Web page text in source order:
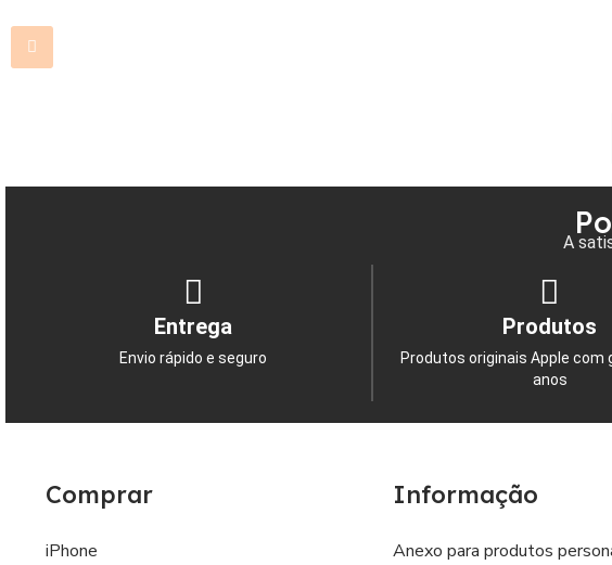
A
Entrega
Envio rápido e seguro
Produtos
Produtos originais Apple com
anos
Comprar
iPhone
Informação
Anexo para produtos